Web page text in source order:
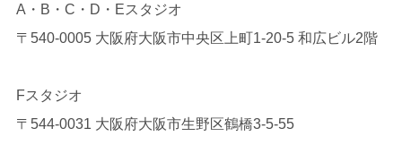
A・B・C・D・Eスタジオ
〒540-0005 大阪府大阪市中央区上町1-20-5 和広ビル2階
Fスタジオ
〒544-0031 大阪府大阪市生野区鶴橋3-5-55